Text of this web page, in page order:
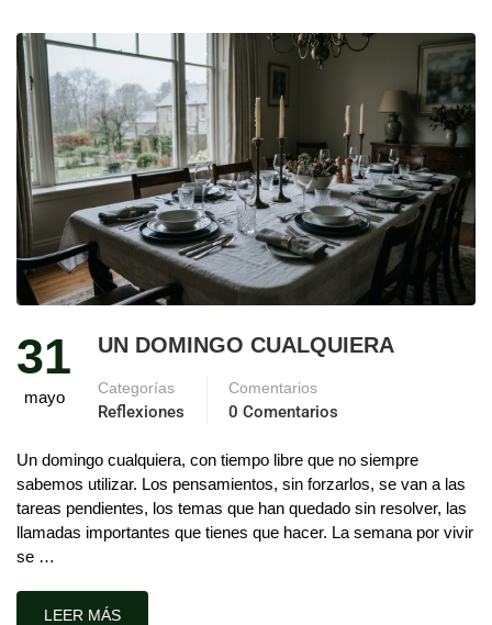
31
mayo
UN DOMINGO CUALQUIERA
Categorías
Reflexiones
Comentarios
0 Comentarios
Un domingo cualquiera, con tiempo libre que no siempre
sabemos utilizar. Los pensamientos, sin forzarlos, se van a las
tareas pendientes, los temas que han quedado sin resolver, las
llamadas importantes que tienes que hacer. La semana por vivir
se …
LEER MÁS